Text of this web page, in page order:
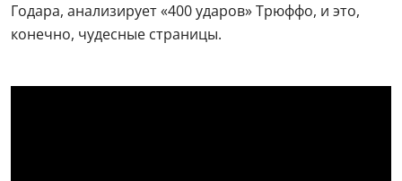
Годара, анализирует «400 ударов» Трюффо, и это,
конечно, чудесные страницы.